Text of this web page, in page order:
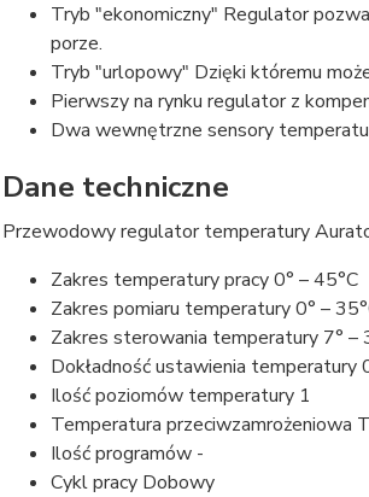
Tryb "ekonomiczny" Regulator
porze.
Tryb "urlopowy" Dzięki któremu
Pierwszy na rynku regulator z
Dwa wewnętrzne sensory
Dane techniczne
Przewodowy regulator temperatury
Zakres temperatury pracy 0° – 45°C
Zakres pomiaru temperatury 0° –
Zakres sterowania temperatury 7° –
Dokładność ustawienia temperatury
Ilość poziomów temperatury 1
Temperatura przeciwzamrożeniowa
Ilość programów -
Cykl pracy Dobowy